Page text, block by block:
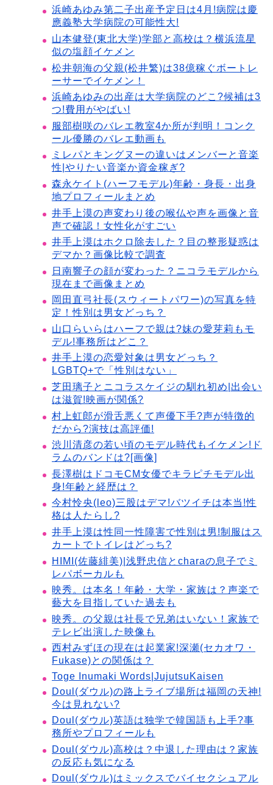
浜崎あゆみ第二子出産予定日は4月!病院は慶
應義塾大学病院の可能性大!
山本健登(東北大学)学部と高校は？横浜流星
似の塩顔イケメン
松井朝海の父親(松井繁)は38億稼ぐボートレ
ーサーでイケメン！
浜崎あゆみの出産は大学病院のどこ?候補は3
つ!費用がやばい!
服部樹咲のバレエ教室4か所が判明！コンク
ール優勝のバレエ動画も
ミレパとキングヌーの違いはメンバーと音楽
性|やりたい音楽か資金稼ぎ?
森永ケイト(ハーフモデル)年齢・身長・出身
地プロフィールまとめ
井手上漠の声変わり後の喉仏や声を画像と音
声で確認！女性化がすごい
井手上漠はホクロ除去した？目の整形疑惑は
デマか？画像比較で調査
日南響子の顔が変わった？ニコラモデルから
現在まで画像まとめ
岡田直弓社長(スウィートパワー)の写真を特
定！性別は男女どっち？
山口らいらはハーフで親は?妹の愛芽莉もモ
デル!事務所はどこ？
井手上漠の恋愛対象は男女どっち？
LGBTQ+で「性別はない」
芝田璃子とニコラスケイジの馴れ初め|出会い
は滋賀!映画が関係?
村上虹郎が滑舌悪くて声優下手?声が特徴的
だから?演技は高評価!
渋川清彦の若い頃のモデル時代もイケメン!ド
ラムのバンドは?[画像]
長澤樹はドコモCM女優でキラピチモデル出
身!年齢と経歴は？
今村怜央(leo)三股はデマ!バツイチは本当!性
格は人たらし?
井手上漠は性同一性障害で性別は男!制服はス
カートでトイレはどっち?
HIMI(佐藤緋美)|浅野忠信とcharaの息子でミ
レパボーカルも
映秀。は本名！年齢・大学・家族は？声楽で
藝大を目指していた過去も
映秀。の父親は社長で兄弟はいない！家族で
テレビ出演した映像も
西村みずほの現在は起業家!深瀬(セカオワ・
Fukase)との関係は？
Toge Inumaki Words|JujutsuKaisen
Doul(ダウル)の路上ライブ場所は福岡の天神!
今は見れない?
Doul(ダウル)英語は独学で韓国語も上手?事
務所やプロフィールも
Doul(ダウル)高校は？中退した理由は？家族
の反応も気になる
Doul(ダウル)はミックスでバイセクシュアル